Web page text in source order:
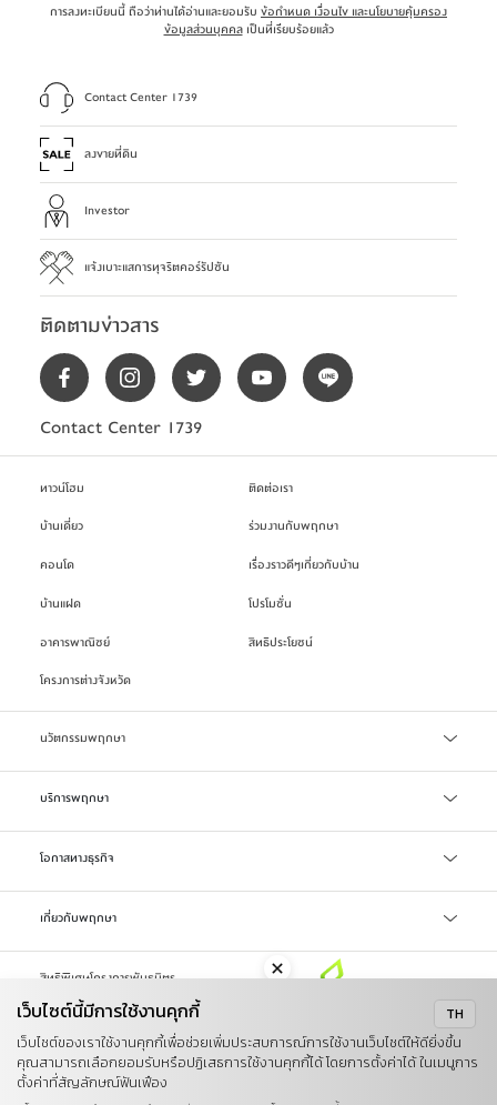
การลงทะเบียนนี้ ถือว่าท่านได้อ่านและยอมรับ ข้อกำหนด เงื่อนไข และนโยบายคุ้มครอง
ข้อมูลส่วนบุคคล เป็นที่เรียบร้อยแล้ว
Contact Center 1739
ลงขายที่ดิน
Investor
แจ้งเบาะแสการทุจริตคอร์รัปชัน
ติดตามข่าวสาร
Contact Center 1739
ทาวน์โฮม
บ้านเดี่ยว
คอนโด
บ้านแฝด
อาคารพาณิชย์
โครงการต่างจังหวัด
ติดต่อเรา
ร่วมงานกับพฤกษา
เรื่องราวดีๆเกี่ยวกับบ้าน
โปรโมชั่น
สิทธิประโยชน์
นวัตกรรมพฤกษา
เทคโนโลยี Precast
บริการพฤกษา
บริการสินเชื่อ
บริการแจ้งซ่อม/แจ้งปัญหา
โอกาสทางธุรกิจ
จัดซื้อจัดจ้าง
ลงทะเบียน Online Broker
รับซื้อที่ดิน
เกี่ยวกับพฤกษา
LIFETIME WELL-LIVING
Investor
สิทธิพิเศษโครงการพันธมิตร
นโยบายคุกกี้
นโยบายการคุ้มครองข้อมูลส่วนบุคคล
ข้อตกลงในการใช้งาน
แผนผังเว็บไซต์
คำร้องขอใช้สิทธิข้อมูลส่วนบุคคล
TH
เว็บไซต์นี้มีการใช้งานคุกกี้
เว็บไซต์ของเราใช้งานคุกกี้เพื่อช่วยเพิ่มประสบการณ์การใช้งานเว็บไซต์ให้ดียิ่งขึ้น
คุณสามารถเลือกยอมรับหรือปฏิเสธการใช้งานคุกกี้ได้ โดยการตั้งค่าได้ ในเมนูการ
ตั้งค่าที่สัญลักษณ์ฟันเฟือง